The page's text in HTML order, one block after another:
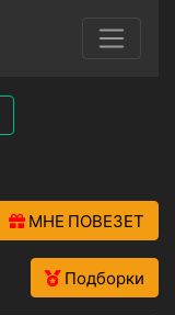
МНЕ ПОВЕЗЕТ
Подборки